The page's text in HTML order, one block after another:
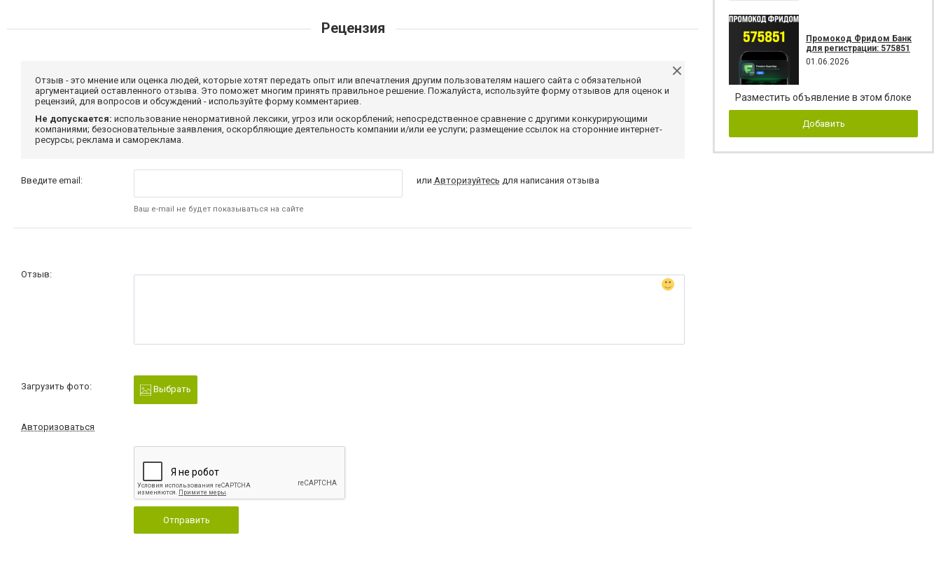
Рецензия
Отзыв - это мнение или оценка людей, которые хотят передать опыт или впечатления другим пользователям нашего сайта с обязательной
аргументацией оставленного отзыва. Это поможет многим принять правильное решение. Пожалуйста, используйте форму отзывов для оценок и
рецензий, для вопросов и обсуждений - используйте форму комментариев.
Не допускается: использование ненормативной лексики, угроз или оскорблений; непосредственное сравнение с другими конкурирующими
компаниями; безосновательные заявления, оскорбляющие деятельность компании и/или ее услуги; размещение ссылок на сторонние интернет-
ресурсы; реклама и самореклама.
Введите email:
Ваш e-mail не будет показываться на сайте
или Авторизуйтесь для написания отзыва
Отзыв:
Загрузить фото: Выбрать
Авторизоваться
Отправить
Промокод Фридом Банк
для регистрации: 575851
01.06.2026
Разместить объявление в этом блоке
Добавить